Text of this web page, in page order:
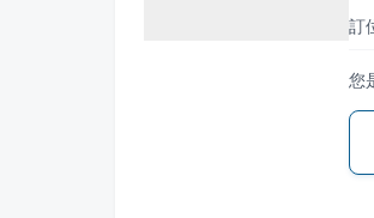
訂
您